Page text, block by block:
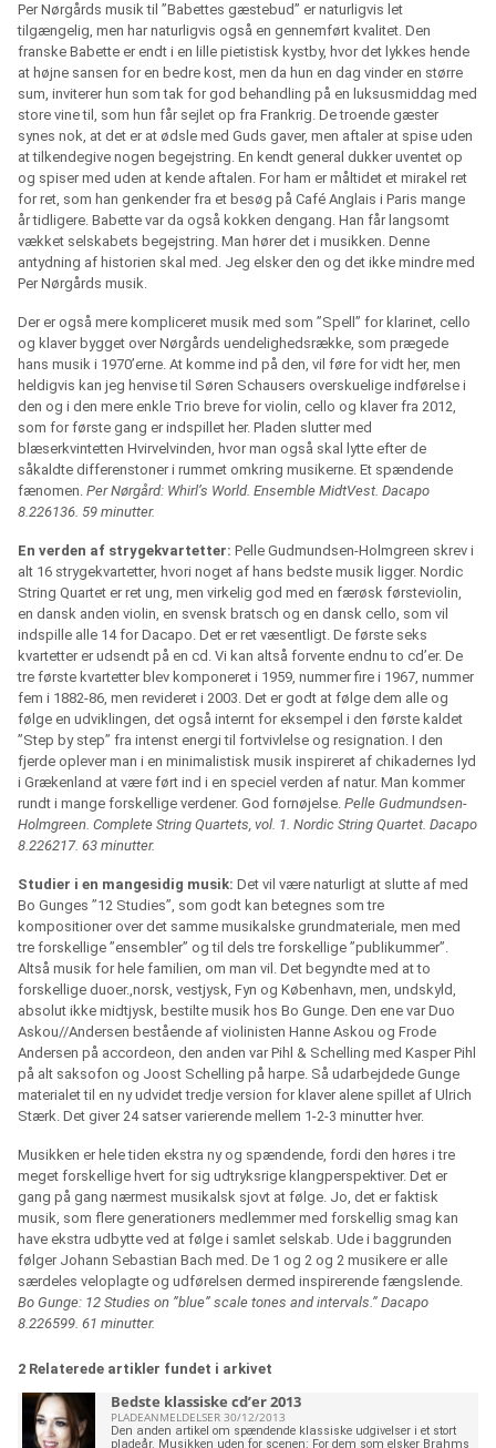
Per Nørgårds musik til ”Babettes gæstebud” er naturligvis let
tilgængelig, men har naturligvis også en gennemført kvalitet. Den
franske Babette er endt i en lille pietistisk kystby, hvor det lykkes hende
at højne sansen for en bedre kost, men da hun en dag vinder en større
sum, inviterer hun som tak for god behandling på en luksusmiddag med
store vine til, som hun får sejlet op fra Frankrig. De troende gæster
synes nok, at det er at ødsle med Guds gaver, men aftaler at spise uden
at tilkendegive nogen begejstring. En kendt general dukker uventet op
og spiser med uden at kende aftalen. For ham er måltidet et mirakel ret
for ret, som han genkender fra et besøg på Café Anglais i Paris mange
år tidligere. Babette var da også kokken dengang. Han får langsomt
vækket selskabets begejstring. Man hører det i musikken. Denne
antydning af historien skal med. Jeg elsker den og det ikke mindre med
Per Nørgårds musik.
Der er også mere kompliceret musik med som ”Spell” for klarinet, cello
og klaver bygget over Nørgårds uendelighedsrække, som prægede
hans musik i 1970’erne. At komme ind på den, vil føre for vidt her, men
heldigvis kan jeg henvise til Søren Schausers overskuelige indførelse i
den og i den mere enkle Trio breve for violin, cello og klaver fra 2012,
som for første gang er indspillet her. Pladen slutter med
blæserkvintetten Hvirvelvinden, hvor man også skal lytte efter de
såkaldte differenstoner i rummet omkring musikerne. Et spændende
fænomen. Per Nørgård: Whirl’s World. Ensemble MidtVest. Dacapo
8.226136. 59 minutter.
En verden af strygekvartetter: Pelle Gudmundsen-Holmgreen skrev i
alt 16 strygekvartetter, hvori noget af hans bedste musik ligger. Nordic
String Quartet er ret ung, men virkelig god med en færøsk førsteviolin,
en dansk anden violin, en svensk bratsch og en dansk cello, som vil
indspille alle 14 for Dacapo. Det er ret væsentligt. De første seks
kvartetter er udsendt på en cd. Vi kan altså forvente endnu to cd’er. De
tre første kvartetter blev komponeret i 1959, nummer fire i 1967, nummer
fem i 1882-86, men revideret i 2003. Det er godt at følge dem alle og
følge en udviklingen, det også internt for eksempel i den første kaldet
”Step by step” fra intenst energi til fortvivlelse og resignation. I den
fjerde oplever man i en minimalistisk musik inspireret af chikadernes lyd
i Grækenland at være ført ind i en speciel verden af natur. Man kommer
rundt i mange forskellige verdener. God fornøjelse. Pelle Gudmundsen-
Holmgreen. Complete String Quartets, vol. 1. Nordic String Quartet. Dacapo
8.226217. 63 minutter.
Studier i en mangesidig musik: Det vil være naturligt at slutte af med
Bo Gunges ”12 Studies”, som godt kan betegnes som tre
kompositioner over det samme musikalske grundmateriale, men med
tre forskellige ”ensembler” og til dels tre forskellige ”publikummer”.
Altså musik for hele familien, om man vil. Det begyndte med at to
forskellige duoer.,norsk, vestjysk, Fyn og København, men, undskyld,
absolut ikke midtjysk, bestilte musik hos Bo Gunge. Den ene var Duo
Askou//Andersen bestående af violinisten Hanne Askou og Frode
Andersen på accordeon, den anden var Pihl & Schelling med Kasper Pihl
på alt saksofon og Joost Schelling på harpe. Så udarbejdede Gunge
materialet til en ny udvidet tredje version for klaver alene spillet af Ulrich
Stærk. Det giver 24 satser varierende mellem 1-2-3 minutter hver.
Musikken er hele tiden ekstra ny og spændende, fordi den høres i tre
meget forskellige hvert for sig udtryksrige klangperspektiver. Det er
gang på gang nærmest musikalsk sjovt at følge. Jo, det er faktisk
musik, som flere generationers medlemmer med forskellig smag kan
have ekstra udbytte ved at følge i samlet selskab. Ude i baggrunden
følger Johann Sebastian Bach med. De 1 og 2 og 2 musikere er alle
særdeles veloplagte og udførelsen dermed inspirerende fængslende.
Bo Gunge: 12 Studies on ”blue” scale tones and intervals.” Dacapo
8.226599. 61 minutter.
2 Relaterede artikler fundet i arkivet
Bedste klassiske cd’er 2013
PLADEANMELDELSER 30/12/2013
Den anden artikel om spændende klassiske udgivelser i et stort
pladeår. Musikken uden for scenen: For dem som elsker Brahms